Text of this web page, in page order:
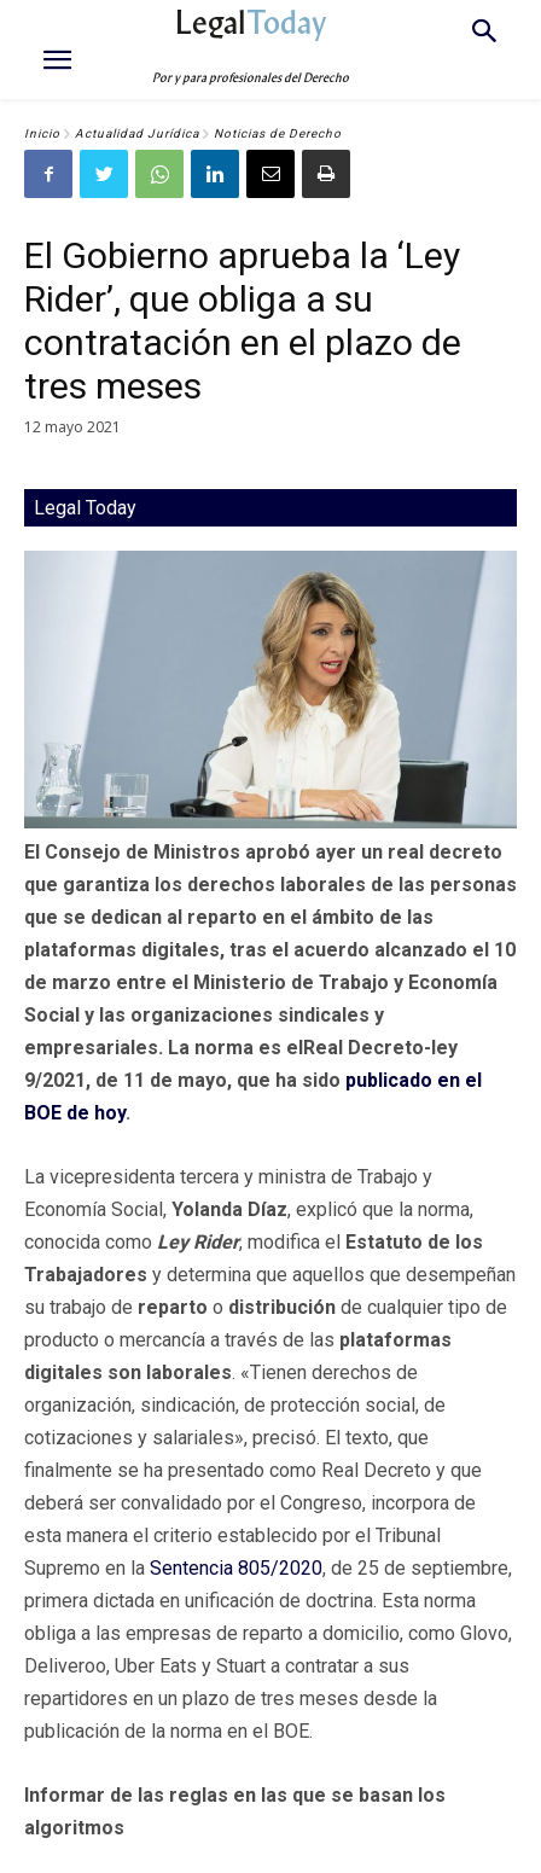
LegalToday
Por y para profesionales del Derecho
Inicio Actualidad Jurídica Noticias de Derecho
El Gobierno aprueba la ‘Ley
Rider’, que obliga a su
contratación en el plazo de
tres meses
12 mayo 2021
Legal Today
El Consejo de Ministros aprobó ayer un real decreto
que garantiza los derechos laborales de las personas
que se dedican al reparto en el ámbito de las
plataformas digitales, tras el acuerdo alcanzado el 10
de marzo entre el Ministerio de Trabajo y Economía
Social y las organizaciones sindicales y
empresariales. La norma es elReal Decreto-ley
9/2021, de 11 de mayo, que ha sido publicado en el
BOE de hoy.
La vicepresidenta tercera y ministra de Trabajo y
Economía Social, Yolanda Díaz, explicó que la norma,
conocida como Ley Rider, modifica el Estatuto de los
Trabajadores y determina que aquellos que desempeñan
su trabajo de reparto o distribución de cualquier tipo de
producto o mercancía a través de las plataformas
digitales son laborales. «Tienen derechos de
organización, sindicación, de protección social, de
cotizaciones y salariales», precisó. El texto, que
finalmente se ha presentado como Real Decreto y que
deberá ser convalidado por el Congreso, incorpora de
esta manera el criterio establecido por el Tribunal
Supremo en la Sentencia 805/2020, de 25 de septiembre,
primera dictada en unificación de doctrina. Esta norma
obliga a las empresas de reparto a domicilio, como Glovo,
Deliveroo, Uber Eats y Stuart a contratar a sus
repartidores en un plazo de tres meses desde la
publicación de la norma en el BOE.
Informar de las reglas en las que se basan los
algoritmos